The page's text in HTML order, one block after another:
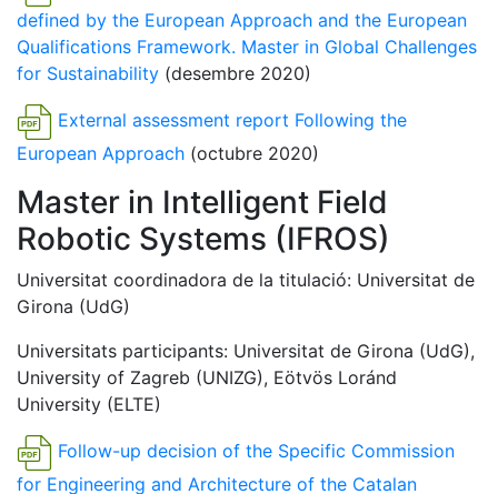
defined by the European Approach and the European
Qualifications Framework. Master in Global Challenges
for Sustainability (desembre 2020)
External assessment report Following the
European Approach (octubre 2020)
Master in Intelligent Field
Robotic Systems (IFROS)
Universitat coordinadora de la titulació: Universitat de
Girona (UdG)
Universitats participants: Universitat de Girona (UdG),
University of Zagreb (UNIZG), Eötvös Loránd
University (ELTE)
Follow-up decision of the Specific Commission
for Engineering and Architecture of the Catalan